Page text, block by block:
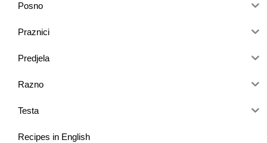
Posno
Praznici
Predjela
Razno
Testa
Recipes in English